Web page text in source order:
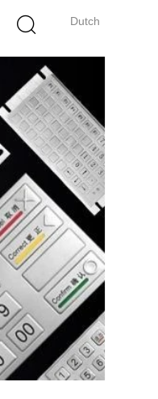
Dutch